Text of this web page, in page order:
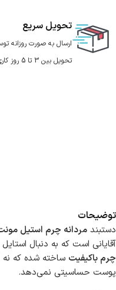
تحویل سریع
ارسال به صورت روزانه
تحویل بین 3 تا 5 روز کاری
توضیحات
دستبند مردانه چرم استیل
آقایانی است که به دنبال
چرم باکیفیت ساخته شده که نه
پوست حساسیتی نمی‌دهد.